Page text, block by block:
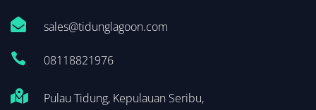
 sales@tidunglagoon.com
 08118821976

Pulau Tidung, Kepulauan Seribu,